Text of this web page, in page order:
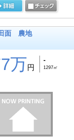
面 農地
万円
-
1297㎡